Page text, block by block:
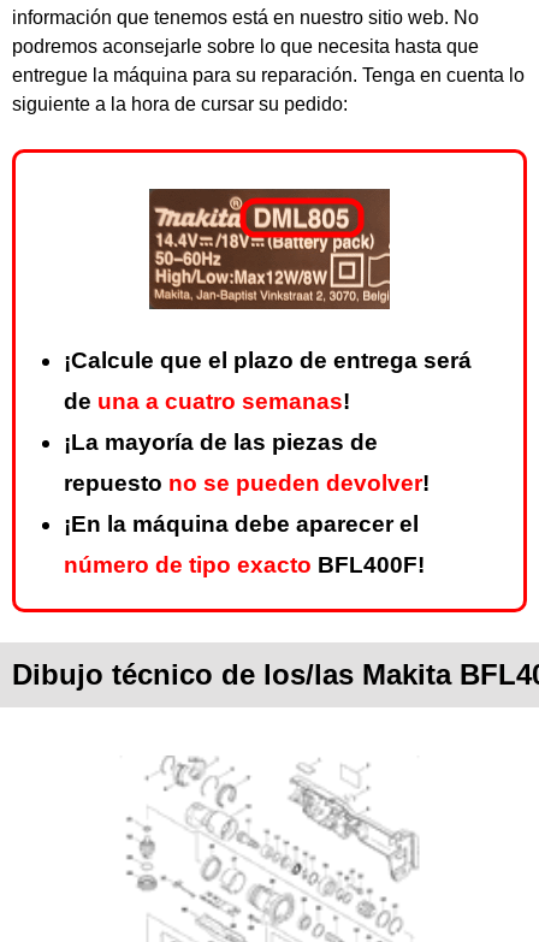
información que tenemos está en nuestro sitio web. No
podremos aconsejarle sobre lo que necesita hasta que
entregue la máquina para su reparación. Tenga en cuenta lo
siguiente a la hora de cursar su pedido:
¡Calcule que el plazo de entrega será
de una a cuatro semanas!
¡La mayoría de las piezas de
repuesto no se pueden devolver!
¡En la máquina debe aparecer el
número de tipo exacto BFL400F!
Dibujo técnico de los/las Makita